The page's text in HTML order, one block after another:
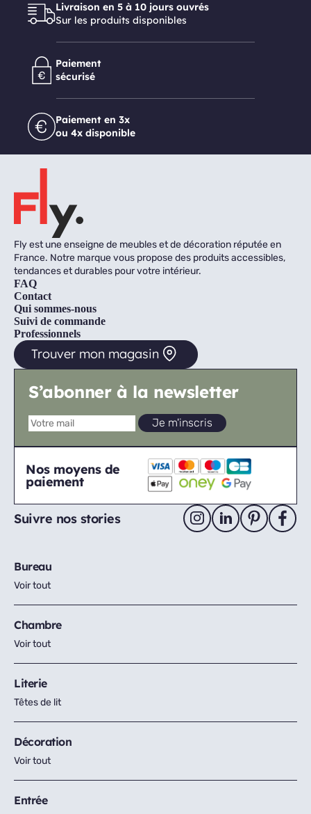
Livraison en 5 à 10 jours ouvrés
Sur les produits disponibles
Paiement
sécurisé
Paiement en 3x
ou 4x disponible
Fly est une enseigne de meubles et de décoration réputée en
France. Notre marque vous propose des produits accessibles,
tendances et durables pour votre intérieur.
FAQ
Contact
Qui sommes-nous
Suivi de commande
Professionnels
Trouver mon magasin
S’abonner à la newsletter
Nos moyens de
paiement
Suivre nos stories
Bureau
Voir tout
Chambre
Voir tout
Literie
Têtes de lit
Décoration
Voir tout
Entrée